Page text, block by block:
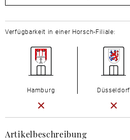
Artikelbeschreibung
Verfügbarkeit in einer Horsch-Filiale:
Hamburg Düsseldorf